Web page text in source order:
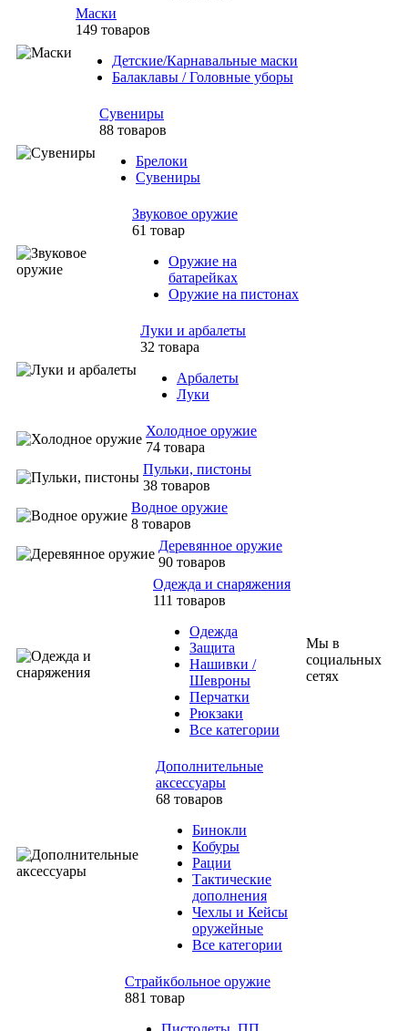
Маски
149 товаров
Детские/Карнавальные маски
Балаклавы / Головные уборы
Сувениры
88 товаров
Брелоки
Сувениры
Звуковое оружие
61 товар
Оружие на
батарейках
Оружие на пистонах
Луки и арбалеты
32 товара
Арбалеты
Луки
Холодное оружие
74 товара
Пульки, пистоны
38 товаров
Водное оружие
8 товаров
Деревянное оружие
90 товаров
Одежда и снаряжения
111 товаров
Одежда
Защита
Нашивки /
Шевроны
Перчатки
Рюкзаки
Все категории
Дополнительные
аксессуары
68 товаров
Бинокли
Кобуры
Рации
Тактические
дополнения
Чехлы и Кейсы
оружейные
Все категории
Страйкбольное оружие
881 товар
Мы в
социальных
сетях